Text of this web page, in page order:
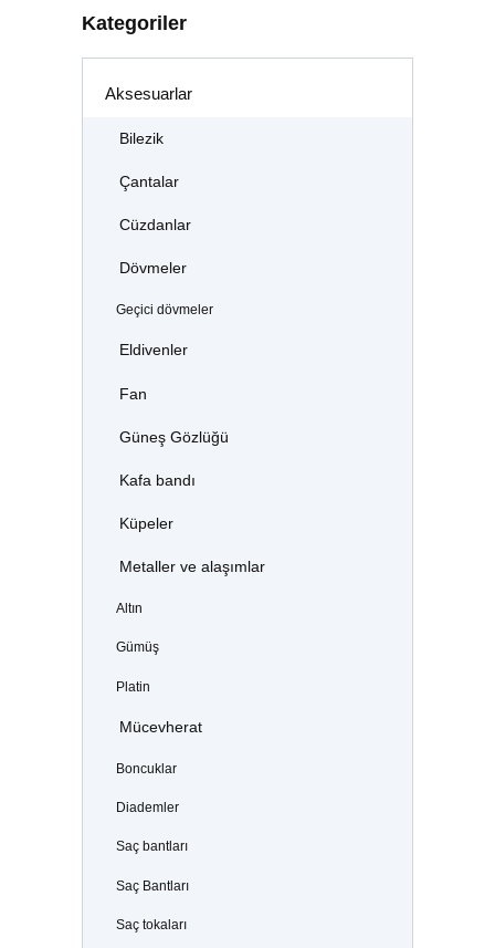
Kategoriler
Aksesuarlar
Bilezik
Çantalar
Cüzdanlar
Dövmeler
Geçici dövmeler
Eldivenler
Fan
Güneş Gözlüğü
Kafa bandı
Küpeler
Metaller ve alaşımlar
Altın
Gümüş
Platin
Mücevherat
Boncuklar
Diademler
Saç bantları
Saç Bantları
Saç tokaları